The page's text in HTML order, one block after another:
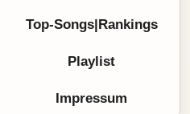
Top-Songs|Rankings
Playlist
Impressum